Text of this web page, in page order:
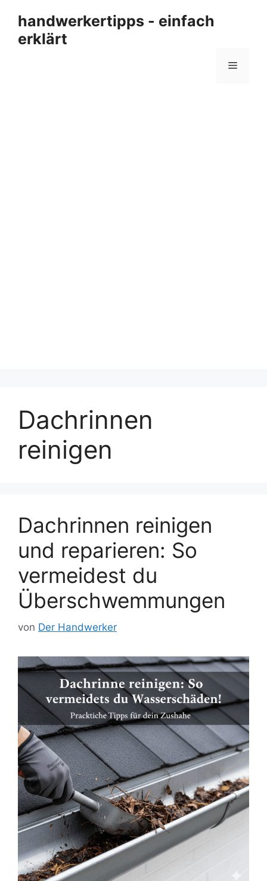
Inhalt
springen
handwerkertipps - einfach
erklärt
Menü
Dachrinnen
reinigen
Dachrinnen reinigen
und reparieren: So
vermeidest du
Überschwemmungen
von Der Handwerker